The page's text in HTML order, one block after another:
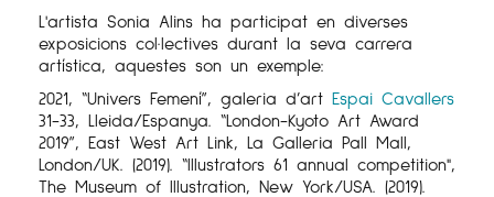
L'artista Sonia Alins ha participat en diverses
exposicions col·lectives durant la seva carrera
artística, aquestes son un exemple:
2021, “Univers Femení”, galeria d’art Espai Cavallers
31-33, Lleida/Espanya. “London-Kyoto Art Award
2019”, East West Art Link, La Galleria Pall Mall,
London/UK. (2019). “Illustrators 61 annual competition",
The Museum of Illustration, New York/USA. (2019).